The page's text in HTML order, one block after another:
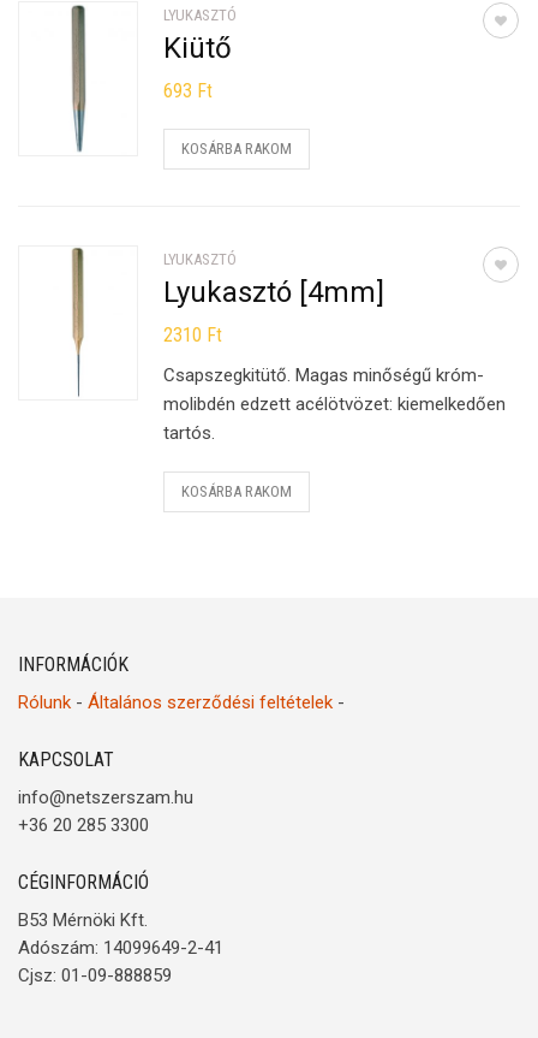
LYUKASZTÓ
Kiütő
693 Ft
KOSÁRBA RAKOM
LYUKASZTÓ
Lyukasztó [4mm]
2310 Ft
Csapszegkitütő. Magas minőségű króm-
molibdén edzett acélötvözet: kiemelkedően
tartós.
KOSÁRBA RAKOM
INFORMÁCIÓK
Rólunk - Általános szerződési feltételek -
KAPCSOLAT
info@netszerszam.hu
+36 20 285 3300
CÉGINFORMÁCIÓ
B53 Mérnöki Kft.
Adószám: 14099649-2-41
Cjsz: 01-09-888859